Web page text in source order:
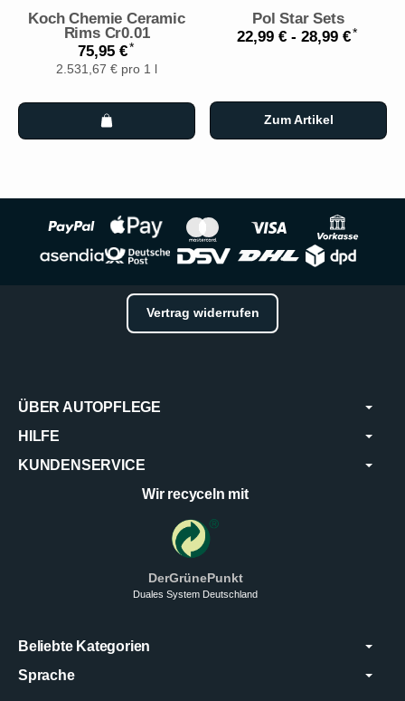
Koch Chemie Ceramic
Rims Cr0.01
75,95 €*
2.531,67 € pro 1 l
Pol Star Sets
22,99 € - 28,99 €*
Zum Artikel
Vertrag widerrufen
ÜBER AUTOPFLEGE
HILFE
KUNDENSERVICE
Wir recyceln mit
DerGrünePunkt
Duales System Deutschland
Beliebte Kategorien
Sprache